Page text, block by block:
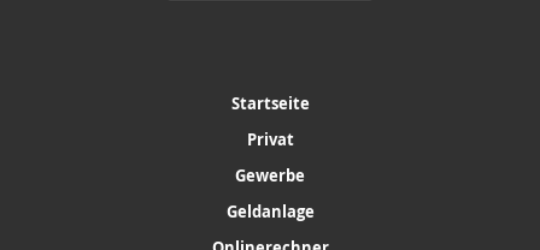
Startseite
Privat
Gewerbe
Geldanlage